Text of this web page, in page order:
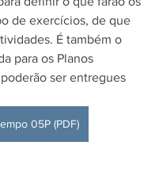
de exercícios, de que
É também o
para os Planos
ser entregues
05P (PDF)